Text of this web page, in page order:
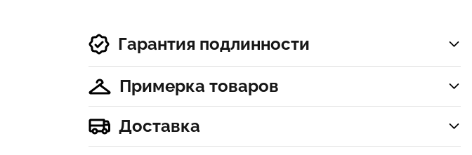
Гарантия подлинности
Примерка товаров
Доставка